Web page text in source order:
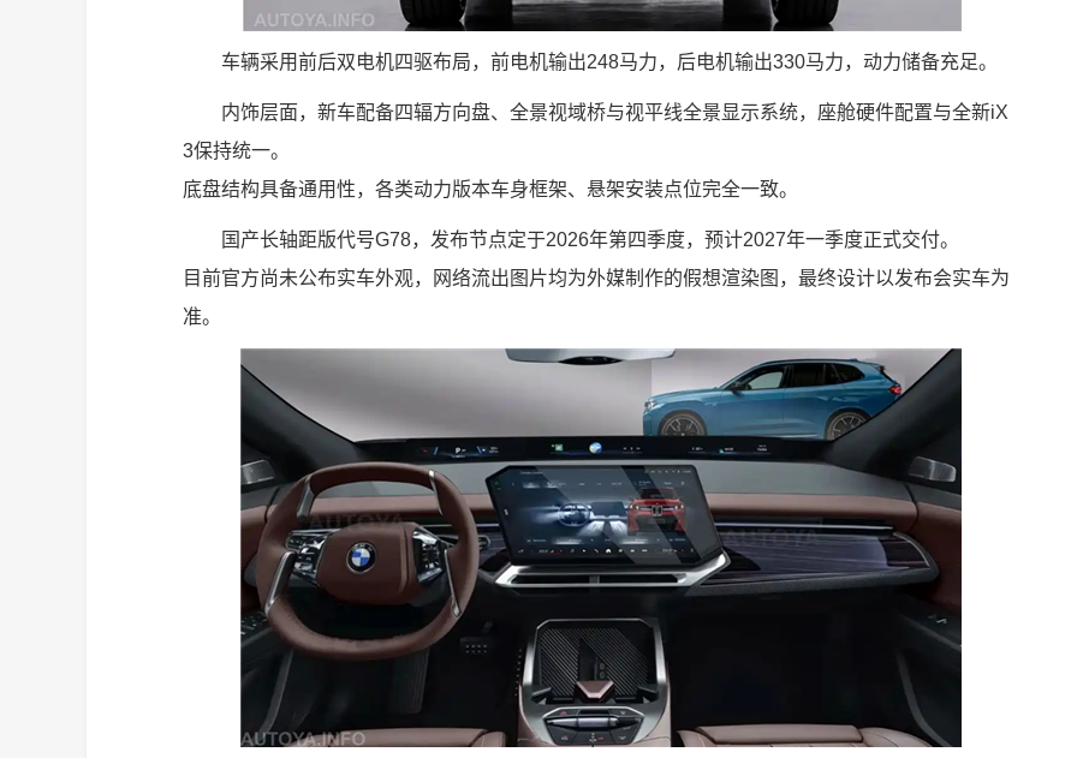
车辆采用前后双电机四驱布局，前电机输出248马力，后电机输出330马力，动力储备充足。
内饰层面，新车配备四辐方向盘、全景视域桥与视平线全景显示系统，座舱硬件配置与全新iX
3保持统一。
底盘结构具备通用性，各类动力版本车身框架、悬架安装点位完全一致。
国产长轴距版代号G78，发布节点定于2026年第四季度，预计2027年一季度正式交付。
目前官方尚未公布实车外观，网络流出图片均为外媒制作的假想渲染图，最终设计以发布会实车为
准。